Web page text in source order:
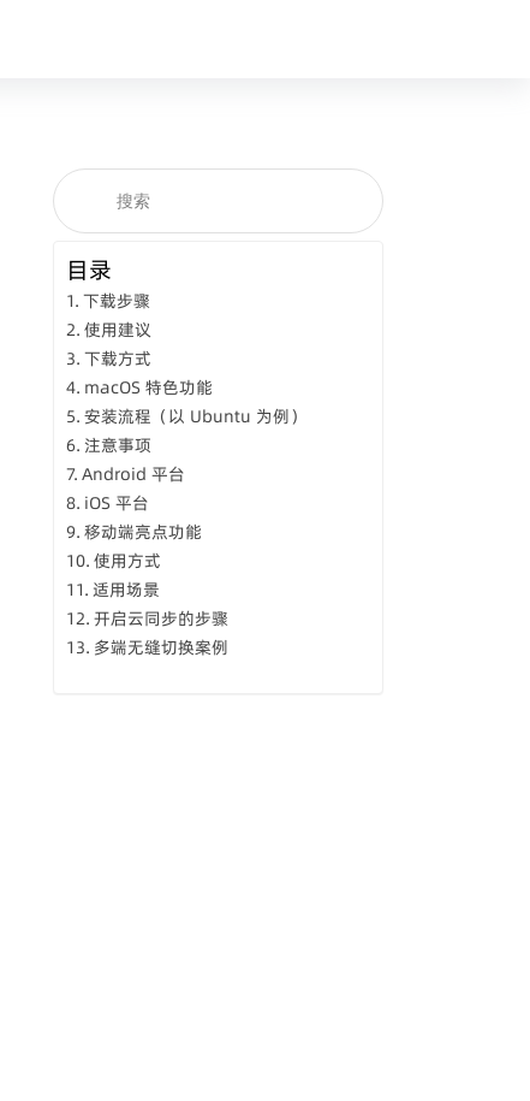
目录
下载步骤
使用建议
下载方式
macOS 特色功能
安装流程（以 Ubuntu 为例）
注意事项
Android 平台
iOS 平台
移动端亮点功能
使用方式
适用场景
开启云同步的步骤
多端无缝切换案例